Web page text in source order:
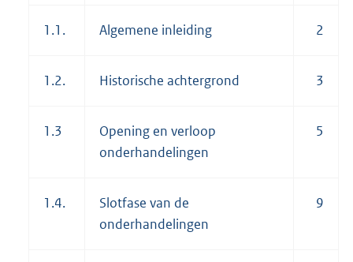
1.1. Algemene inleiding 2
1.2. Historische achtergrond 3
1.3
Opening en verloop
onderhandelingen
5
1.4.
Slotfase van de
onderhandelingen
9